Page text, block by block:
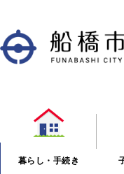
暮らし・手続き